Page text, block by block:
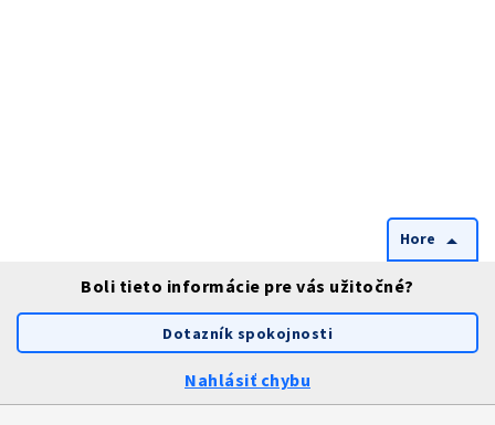
Hore arrow_drop_up
Boli tieto informácie pre vás užitočné?
Dotazník spokojnosti
Nahlásiť chybu